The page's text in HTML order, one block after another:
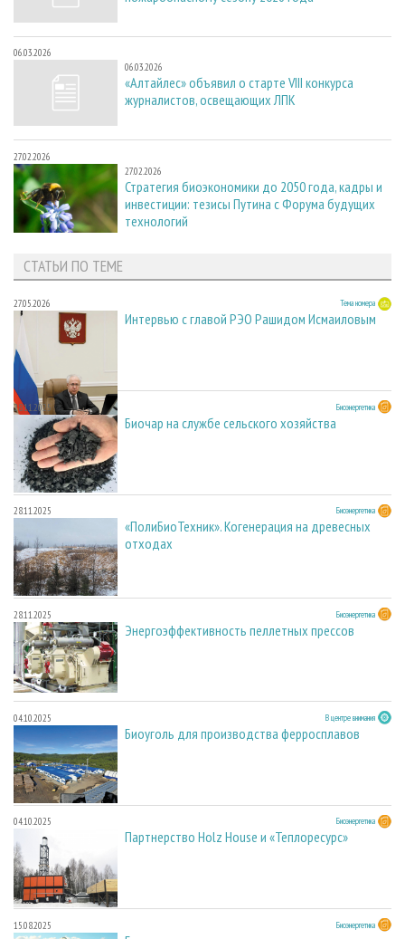
06.03.2026
06.03.2026
«Алтайлес» объявил о старте VIII конкурса
журналистов, освещающих ЛПК
27.02.2026
27.02.2026
Стратегия биоэкономики до 2050 года, кадры и
инвестиции: тезисы Путина с Форума будущих
технологий
СТАТЬИ ПО ТЕМЕ
27.05.2026 Тема номера
Интервью с главой РЭО Рашидом Исмаиловым
28.11.2025 Биоэнергетика
Биочар на службе сельского хозяйства
28.11.2025 Биоэнергетика
«ПолиБиоТехник». Когенерация на древесных
отходах
28.11.2025 Биоэнергетика
Энергоэффективность пеллетных прессов
04.10.2025 В центре внимания
Биоуголь для производства ферросплавов
04.10.2025 Биоэнергетика
Партнерство Holz House и «Теплоресурс»
15.08.2025 Биоэнергетика